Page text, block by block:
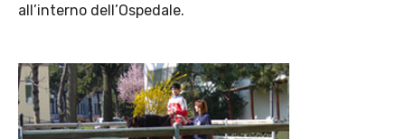
all’interno dell’Ospedale.